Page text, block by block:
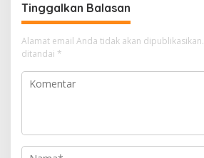
Tinggalkan Balasan
Alamat email Anda tidak akan dipublikasikan.
ditandai *